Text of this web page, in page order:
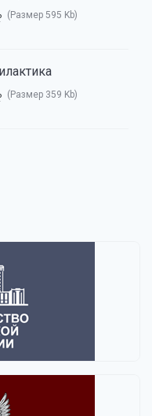
(Размер 595 Kb)
(Размер 359 Kb)